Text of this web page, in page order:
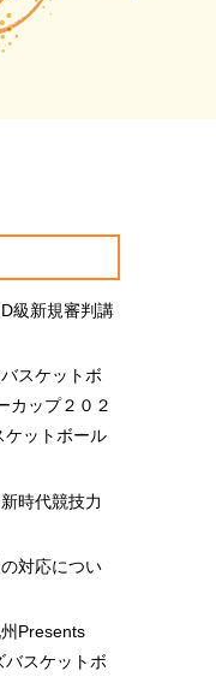
級新規審判講
スケットボ
カップ２０２
ケットボール
時代競技力
対応につい
Presents
バスケットボ